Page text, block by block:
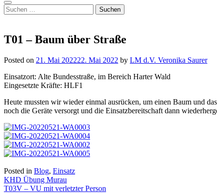
Suchen
nach:
T01 – Baum über Straße
Posted on 21. Mai 202222. Mai 2022 by LM d.V. Veronika Saurer
Einsatzort: Alte Bundesstraße, im Bereich Harter Wald
Eingesetzte Kräfte: HLF1
Heute mussten wir wieder einmal ausrücken, um einen Baum und
noch die Geräte versorgt und die Einsatzbereitschaft dann
Posted in Blog, Einsatz
Beitragsnavigation
KHD Übung Murau
T03V – VU mit verletzter Person